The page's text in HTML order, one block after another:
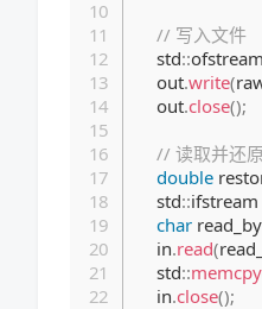
// 写入文件
    std
::ofstream
    out
.write(
    out
.close();
// 读取并还原
double
    std
::ifstream
char
    in
.read(
    std
::memcpy
    in
.close();